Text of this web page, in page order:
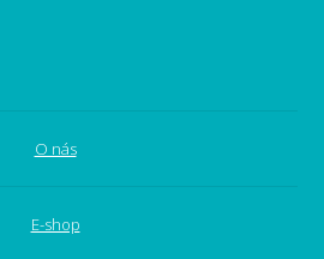
O nás
E-shop